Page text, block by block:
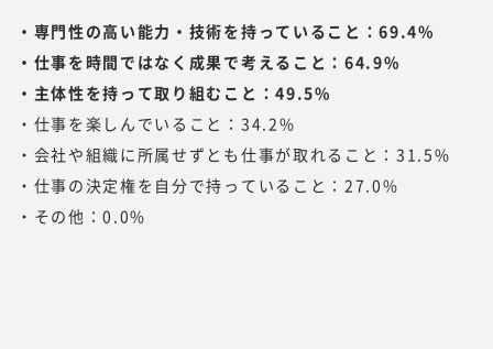
・専門性の高い能力・技術を持っていること：69.4%
・仕事を時間ではなく成果で考えること：64.9%
・主体性を持って取り組むこと：49.5%
・仕事を楽しんでいること：34.2%
・会社や組織に所属せずとも仕事が取れること：31.5%
・仕事の決定権を自分で持っていること：27.0%
・その他：0.0%